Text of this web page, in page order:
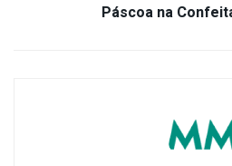
Páscoa na